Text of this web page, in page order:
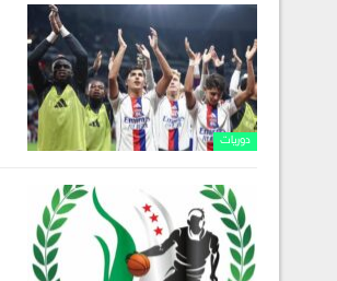
دوريات